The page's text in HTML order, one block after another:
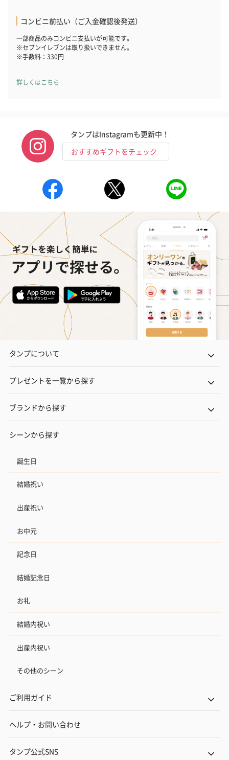
リラックスグッズ
リラックスグッズを同梱してお届けします。
かき氷入浴剤4点セット
（ブルー）（748円）
かき氷入浴剤4点セット
（イエロー）（748円）
ハンドタオル・ハンカチ
ハンドタオル・ハンカチを同梱してお届けいたします。ギフトへ
の＋αにおすすめです。
花束ハンドタオル（ピ
花束ハンドタオル（ブ
花束ハンドタ
キャンドル・お香
キャンドル・お香を同梱してお届けいたします。
フラッグカプセル：イ
ンセンススティック
（END）（880円）
ンセンススティック
（880円）
（GRAPE
お酒
お酒を同梱してお届けいたします。
※20歳未満の方への酒類の販売はいたしません。
プレミアムビール イネ
ディット（712円）
実楽山田錦 特別純米
ジョニ－ウ
コンビニ前払い（ご入金確認後発送）
一部商品のみコンビニ支払いが可能です。
※セブンイレブンは取り扱いできません。
※手数料：330円
詳しくはこちら
タンプはInstagramも更新中！
おすすめギフトをチェック
タンプについて
プレゼントを一覧から探す
ブランドから探す
シーンから探す
誕生日
結婚祝い
出産祝い
お中元
記念日
結婚記念日
お礼
結婚内祝い
出産内祝い
その他のシーン
ご利用ガイド
ヘルプ・お問い合わせ
タンプ公式SNS